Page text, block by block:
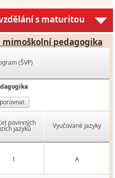
s maturitou
mimoškolní pedagogika
(ŠVP)
porovnat
povinných
jazyků Vyučované jazyky
1 A